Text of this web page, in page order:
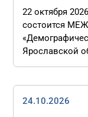
22 октября
состоится
Ярославской
24.10.2026